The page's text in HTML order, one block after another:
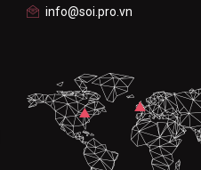
info@soi.pro.vn